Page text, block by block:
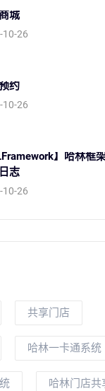
城
10-26
约
10-26
】哈林框
志
10-26
共享门店
哈林一卡通系统
哈林门店共